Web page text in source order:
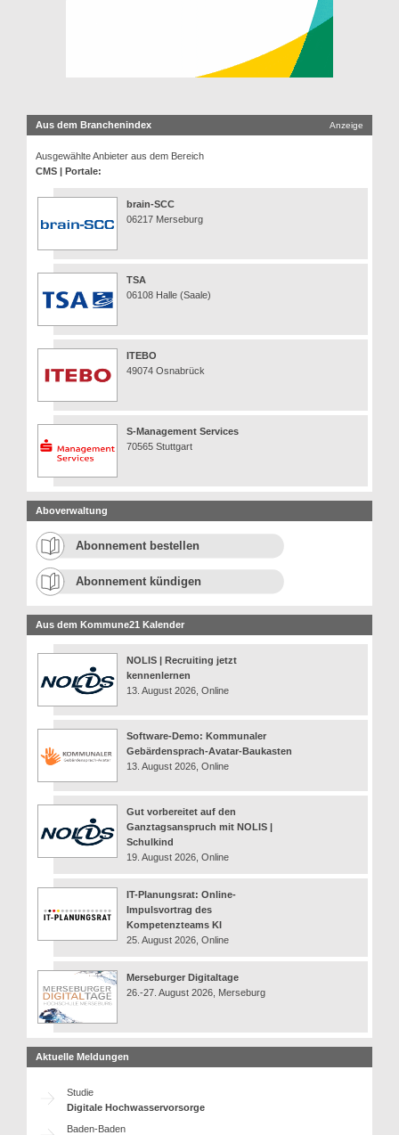
Aus dem Branchenindex Anzeige
Ausgewählte Anbieter aus dem Bereich
CMS | Portale:
brain-SCC
06217 Merseburg
TSA
06108 Halle (Saale)
ITEBO
49074 Osnabrück
S-Management Services
70565 Stuttgart
Aboverwaltung
Abonnement bestellen
Abonnement kündigen
Aus dem Kommune21 Kalender
NOLIS | Recruiting jetzt
kennenlernen
13. August 2026, Online
Software-Demo: Kommunaler
Gebärdensprach-Avatar-Baukasten
13. August 2026, Online
Gut vorbereitet auf den
Ganztagsanspruch mit NOLIS |
Schulkind
19. August 2026, Online
IT-Planungsrat: Online-
Impulsvortrag des
Kompetenzteams KI
25. August 2026, Online
Merseburger Digitaltage
26.-27. August 2026, Merseburg
Aktuelle Meldungen
Studie
Digitale Hochwasservorsorge
Baden-Baden